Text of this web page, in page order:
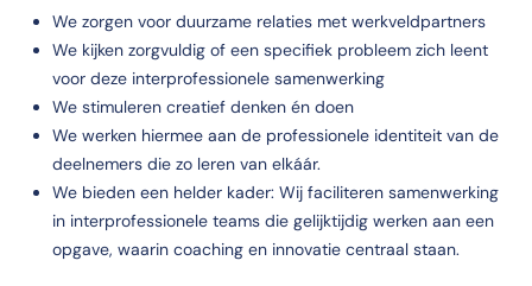
We zorgen voor duurzame relaties met werkveldpartners
We kijken zorgvuldig of een specifiek probleem zich leent
voor deze interprofessionele samenwerking
We stimuleren creatief denken én doen
We werken hiermee aan de professionele identiteit van de
deelnemers die zo leren van elkáár.
We bieden een helder kader: Wij faciliteren samenwerking
in interprofessionele teams die gelijktijdig werken aan een
opgave, waarin coaching en innovatie centraal staan.